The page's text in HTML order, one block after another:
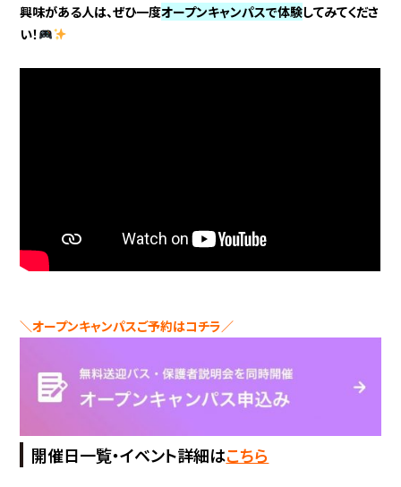
興味がある人は、ぜひ一度オープンキャンパスで体験してみてくださ
い！
＼オープンキャンパスご予約はコチラ／
開催日一覧・イベント詳細はこちら